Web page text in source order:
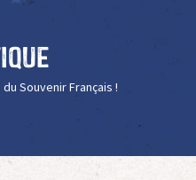
Souvenir Français !